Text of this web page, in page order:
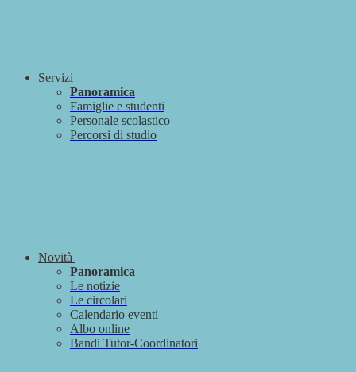
Servizi
Panoramica
Famiglie e studenti
Personale scolastico
Percorsi di studio
Novità
Panoramica
Le notizie
Le circolari
Calendario eventi
Albo online
Bandi Tutor-Coordinatori